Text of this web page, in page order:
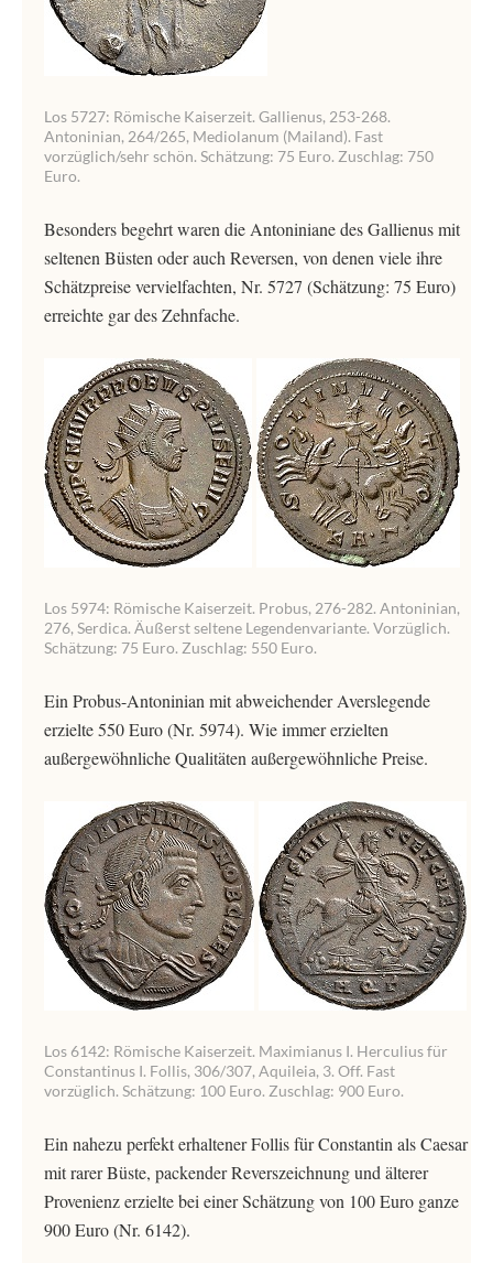
Los 5727: Römische Kaiserzeit. Gallienus, 253-268.
Antoninian, 264/265, Mediolanum (Mailand). Fast
vorzüglich/sehr schön. Schätzung: 75 Euro. Zuschlag: 750
Euro.
Besonders begehrt waren die Antoniniane des Gallienus mit
seltenen Büsten oder auch Reversen, von denen viele ihre
Schätzpreise vervielfachten, Nr. 5727 (Schätzung: 75 Euro)
erreichte gar des Zehnfache.
Los 5974: Römische Kaiserzeit. Probus, 276-282. Antoninian,
276, Serdica. Äußerst seltene Legendenvariante. Vorzüglich.
Schätzung: 75 Euro. Zuschlag: 550 Euro.
Ein Probus-Antoninian mit abweichender Averslegende
erzielte 550 Euro (Nr. 5974). Wie immer erzielten
außergewöhnliche Qualitäten außergewöhnliche Preise.
Los 6142: Römische Kaiserzeit. Maximianus I. Herculius für
Constantinus I. Follis, 306/307, Aquileia, 3. Off. Fast
vorzüglich. Schätzung: 100 Euro. Zuschlag: 900 Euro.
Ein nahezu perfekt erhaltener Follis für Constantin als Caesar
mit rarer Büste, packender Reverszeichnung und älterer
Provenienz erzielte bei einer Schätzung von 100 Euro ganze
900 Euro (Nr. 6142).